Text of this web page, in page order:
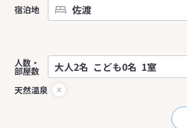
宿泊地
人数・
部屋数
天然温泉